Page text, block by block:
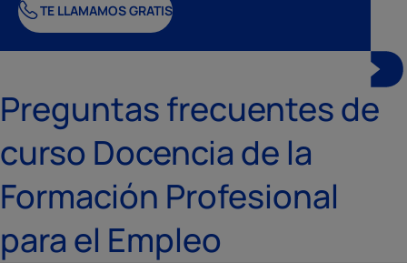
TE LLAMAMOS GRATIS
Preguntas frecuentes de
curso Docencia de la
Formación Profesional
para el Empleo